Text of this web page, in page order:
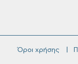
Όροι χρήσης